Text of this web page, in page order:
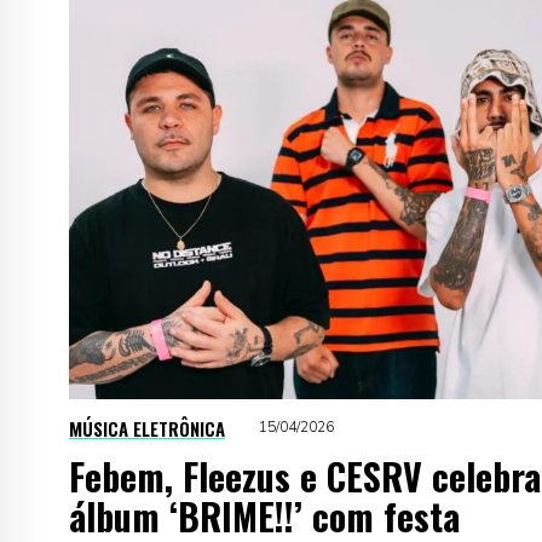
MÚSICA ELETRÔNICA 15/04/2026
Febem, Fleezus e CESRV
álbum ‘BRIME!!’ com festa